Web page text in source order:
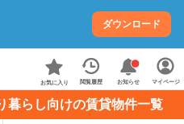
ダウンロード
お気に入り 閲覧履歴 お知らせ マイページ
暮らし向けの賃貸物件一覧